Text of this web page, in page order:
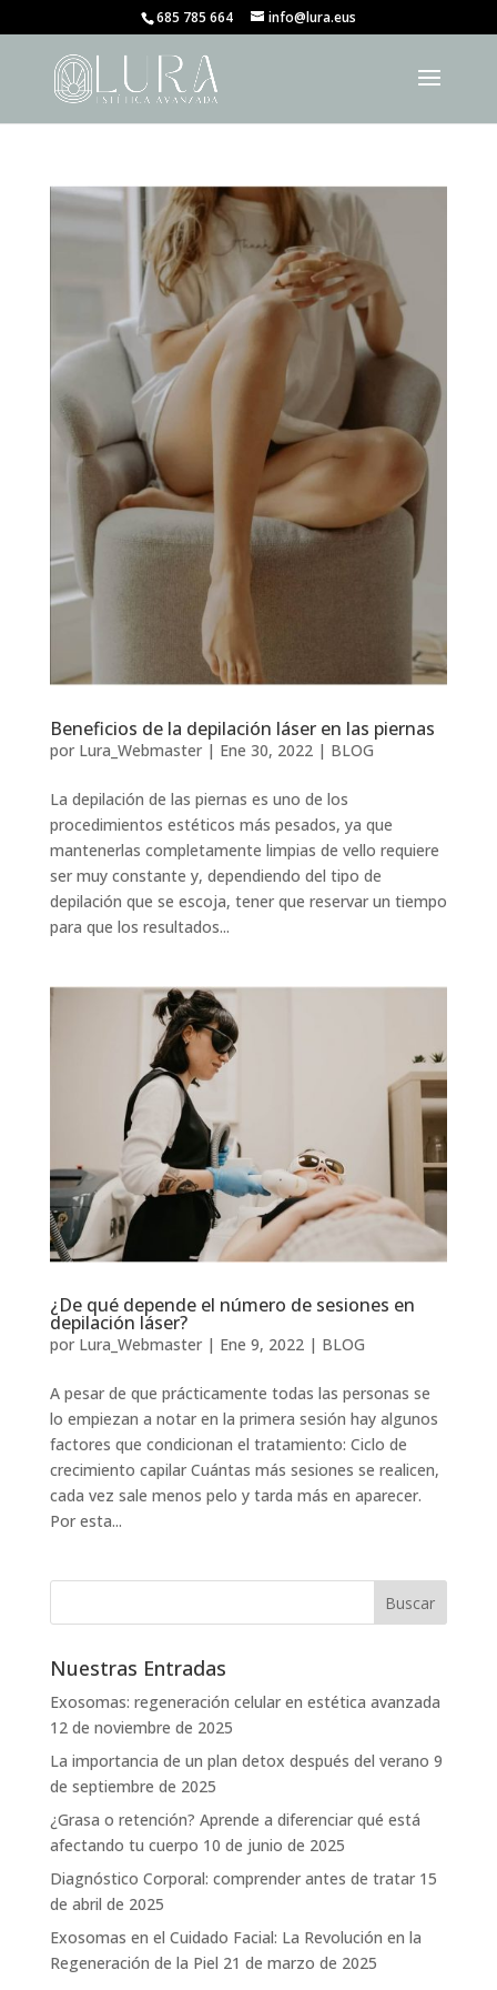
685 785 664 info@lura.eus
Beneficios de la depilación láser en las piernas
por Lura_Webmaster| Ene 30, 2022| BLOG
La depilación de las piernas es uno de los
procedimientos estéticos más pesados, ya que
mantenerlas completamente limpias de vello requiere
ser muy constante y, dependiendo del tipo de
depilación que se escoja, tener que reservar un tiempo
para que los resultados...
¿De qué depende el número de sesiones en
depilación láser?
por Lura_Webmaster| Ene 9, 2022| BLOG
A pesar de que prácticamente todas las personas se
lo empiezan a notar en la primera sesión hay algunos
factores que condicionan el tratamiento: Ciclo de
crecimiento capilar Cuántas más sesiones se realicen,
cada vez sale menos pelo y tarda más en aparecer.
Por esta...
Nuestras Entradas
Exosomas: regeneración celular en estética avanzada
12 de noviembre de 2025
La importancia de un plan detox después del verano 9
de septiembre de 2025
¿Grasa o retención? Aprende a diferenciar qué está
afectando tu cuerpo 10 de junio de 2025
Diagnóstico Corporal: comprender antes de tratar 15
de abril de 2025
Exosomas en el Cuidado Facial: La Revolución en la
Regeneración de la Piel 21 de marzo de 2025